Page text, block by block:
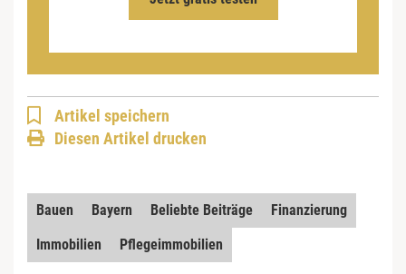
Artikel speichern
Diesen Artikel drucken
Bauen Bayern Beliebte Beiträge
Finanzierung
Immobilien
Pflegeimmobilien